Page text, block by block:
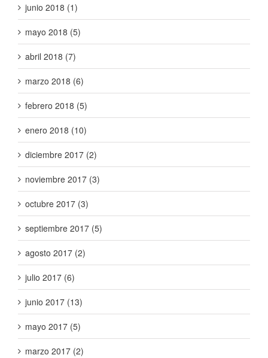
junio 2018 (1)
mayo 2018 (5)
abril 2018 (7)
marzo 2018 (6)
febrero 2018 (5)
enero 2018 (10)
diciembre 2017 (2)
noviembre 2017 (3)
octubre 2017 (3)
septiembre 2017 (5)
agosto 2017 (2)
julio 2017 (6)
junio 2017 (13)
mayo 2017 (5)
marzo 2017 (2)